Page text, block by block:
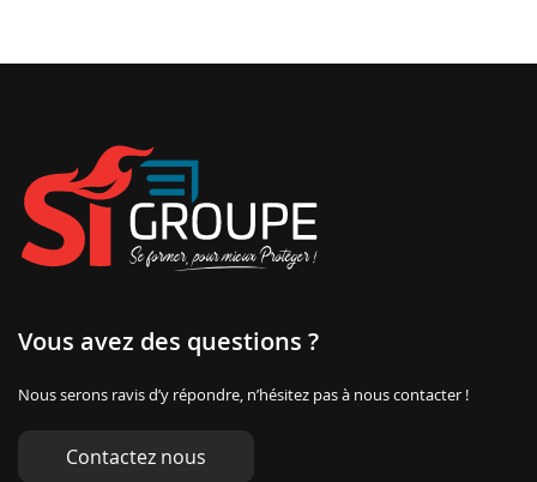
Vous avez des questions ?
Nous serons ravis d’y répondre, n’hésitez pas à nous contacter !
Contactez nous